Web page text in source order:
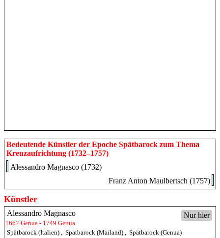
Bedeutende Künstler der Epoche Spätbarock zum Thema
Kreuzaufrichtung (1732–1757)
Alessandro Magnasco (1732)
Franz Anton Maulbertsch (1757)
Künstler
Nur hier
Alessandro Magnasco
1667 Genua - 1749 Genua
Spätbarock (Italien) , Spätbarock (Mailand) , Spätbarock (Genua)